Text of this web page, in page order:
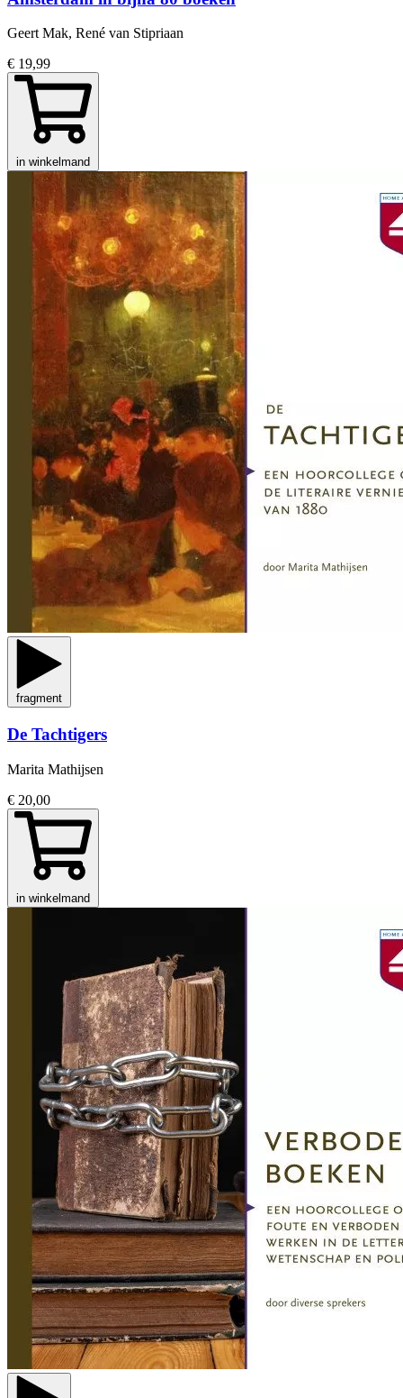
Geert Mak, René van Stipriaan
€ 19,99
in winkelmand
fragment
De Tachtigers
Marita Mathijsen
€ 20,00
in winkelmand